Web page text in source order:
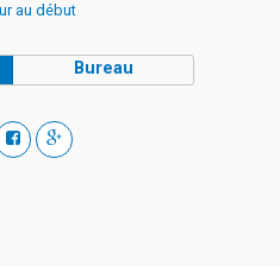
au début
Bureau